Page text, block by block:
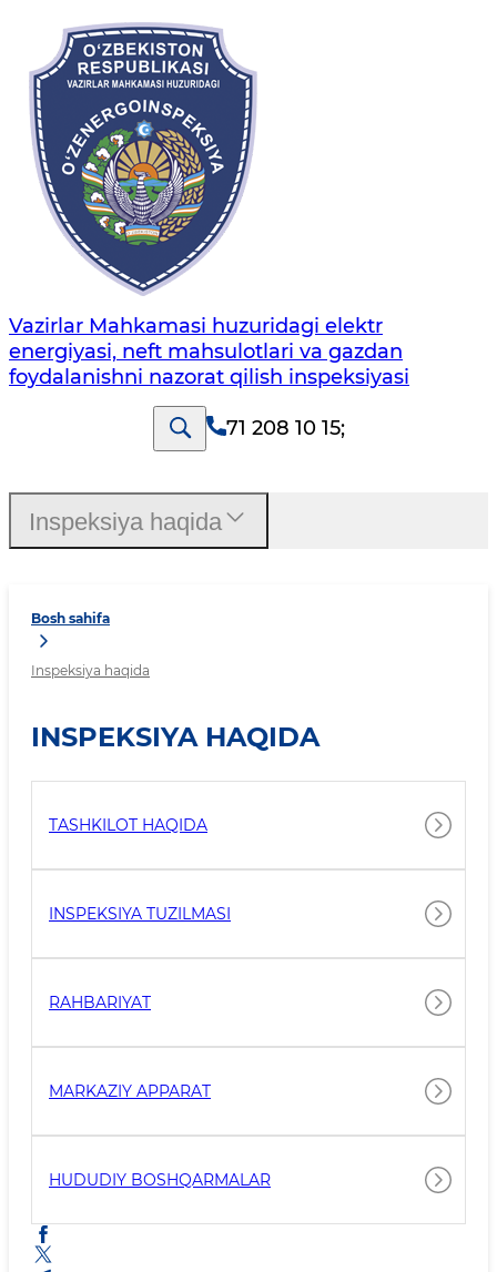
Vazirlar Mahkamasi huzuridagi elektr
energiyasi, neft mahsulotlari va gazdan
foydalanishni nazorat qilish inspeksiyasi
71 208 10 15;
Bosh sahifa
Inspeksiya haqida
INSPEKSIYA HAQIDA
TASHKILOT HAQIDA
INSPEKSIYA TUZILMASI
RAHBARIYAT
MARKAZIY APPARAT
HUDUDIY BOSHQARMALAR
Inspeksiya haqida